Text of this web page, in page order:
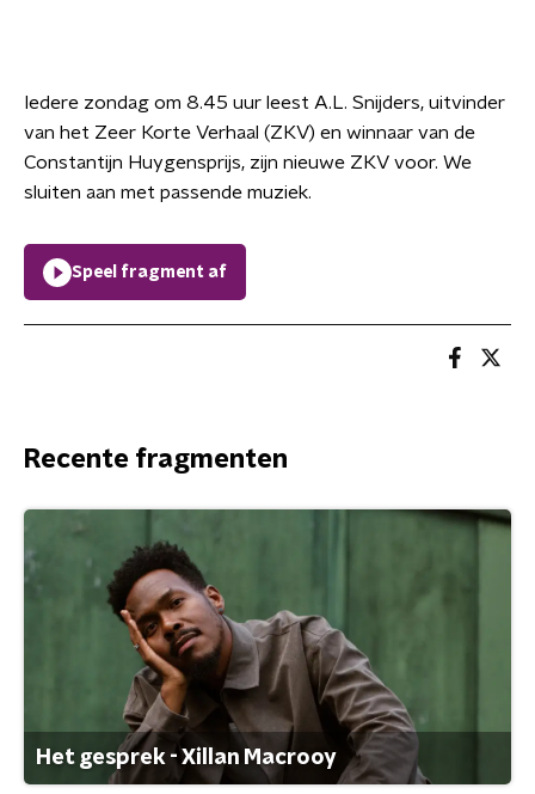
Iedere zondag om 8.45 uur leest A.L. Snijders, uitvinder
van het Zeer Korte Verhaal (ZKV) en winnaar van de
Constantijn Huygensprijs, zijn nieuwe ZKV voor. We
sluiten aan met passende muziek.
Speel fragment af
Recente fragmenten
Het gesprek - Xillan Macrooy